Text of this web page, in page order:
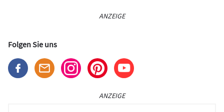
ANZEIGE
Folgen Sie uns
ANZEIGE